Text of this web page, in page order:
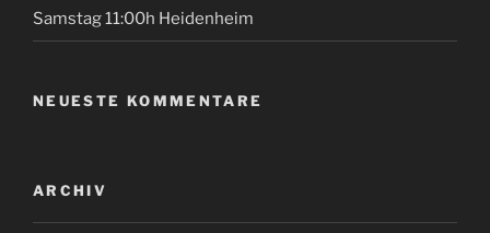
Samstag 11:00h Heidenheim
NEUESTE KOMMENTARE
ARCHIV